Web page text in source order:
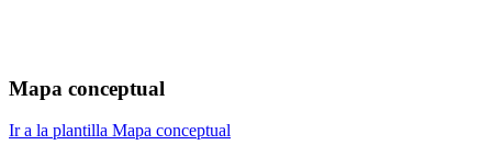
Mapa conceptual
Ir a la plantilla Mapa conceptual